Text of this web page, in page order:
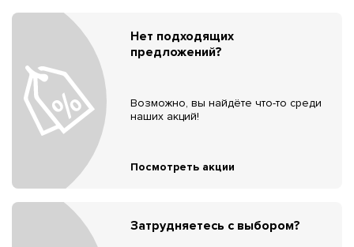
Нет подходящих
предложений?
Возможно, вы найдёте что-то среди
наших акций!
Посмотреть акции
Затрудняетесь с выбором?